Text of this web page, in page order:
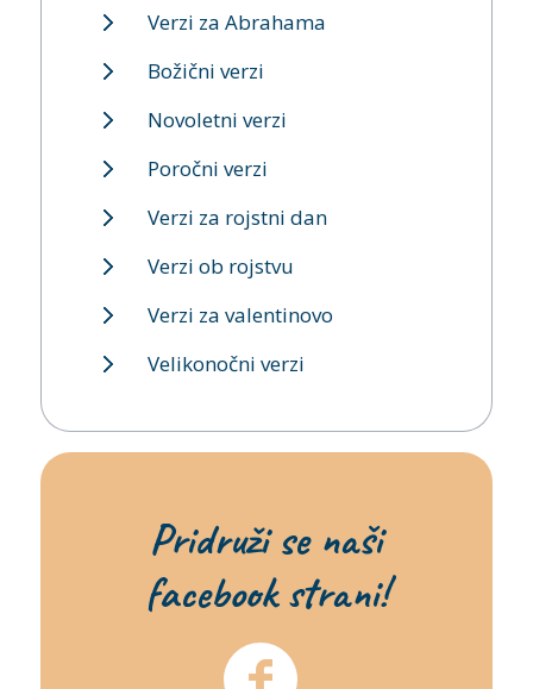
Verzi za Abrahama
Božični verzi
Novoletni verzi
Poročni verzi
Verzi za rojstni dan
Verzi ob rojstvu
Verzi za valentinovo
Velikonočni verzi
Pridruži se naši
facebook strani!